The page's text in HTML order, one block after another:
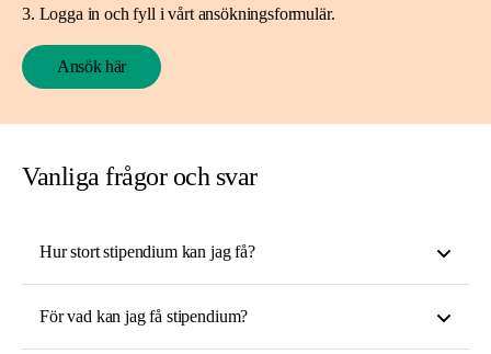
3. Logga in och fyll i vårt ansökningsformulär.
Ansök här
Vanliga frågor och svar
Hur stort stipendium kan jag få?
För vad kan jag få stipendium?